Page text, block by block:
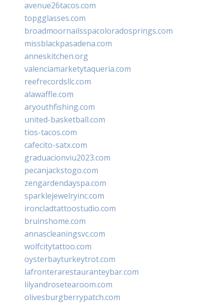
avenue26tacos.com
topgglasses.com
broadmoornailsspacoloradosprings.com
missblackpasadena.com
anneskitchen.org
valenciamarketytaqueria.com
reefrecordsllc.com
alawaffle.com
aryouthfishing.com
united-basketball.com
tios-tacos.com
cafecito-satx.com
graduacionviu2023.com
pecanjackstogo.com
zengardendayspa.com
sparklejewelryinc.com
ironcladtattoostudio.com
bruinshome.com
annascleaningsvc.com
wolfcitytattoo.com
oysterbayturkeytrot.com
lafronterarestauranteybar.com
lilyandrosetearoom.com
olivesburgberrypatch.com